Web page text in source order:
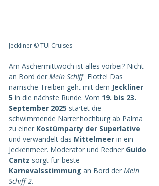
Jeckliner © TUI Cruises
Am Aschermittwoch ist alles vorbei? Nicht
an Bord der Mein Schiff
  Flotte! Das
närrische Treiben geht mit dem Jeckliner
5 in die nächste Runde. Vom 19. bis 23.
September 2025 startet die
schwimmende Narrenhochburg ab Palma
zu einer Kostümparty der Superlative
und verwandelt das Mittelmeer in ein
Jeckenmeer. Moderator und Redner Guido
Cantz sorgt für beste
Karnevalsstimmung an Bord der Mein
Schiff 2.